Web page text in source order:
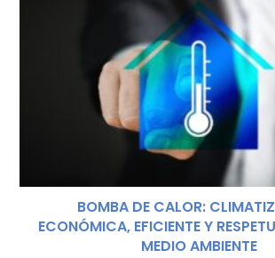
BOMBA DE CALOR:
ECONÓMICA, EFICIENTE Y
MEDIO AMBIENTE